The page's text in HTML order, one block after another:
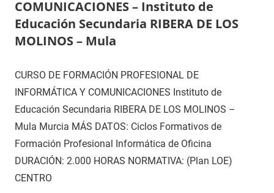
COMUNICACIONES – Instituto de
Educación Secundaria RIBERA DE LOS
MOLINOS – Mula
CURSO DE FORMACIÓN PROFESIONAL DE
INFORMÁTICA Y COMUNICACIONES Instituto de
Educación Secundaria RIBERA DE LOS MOLINOS –
Mula Murcia MÁS DATOS: Ciclos Formativos de
Formación Profesional Informática de Oficina
DURACIÓN: 2.000 HORAS NORMATIVA: (Plan LOE)
CENTRO